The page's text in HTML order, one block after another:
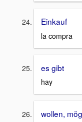
Einkauf
la compra
es gibt
hay
wollen,